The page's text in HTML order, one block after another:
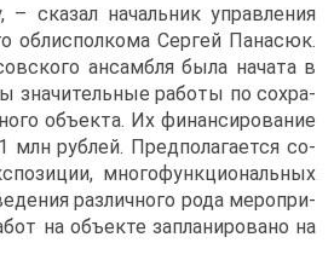
ска­зал на­чаль­ник управ­ле­ния
обл­ис­пол­ко­ма Сер­гей Па­на­сюк.
ан­сам­бля бы­ла на­ча­та в
зна­чи­тель­ные ра­бо­ты по со­хра­
объ­ек­та. Их фи­нан­си­ро­ва­ние
млн руб­лей. Пред­по­ла­га­ет­ся со­
мно­го­функ­ци­о­наль­ных
раз­лич­но­го ро­да ме­ро­при­
на объ­ек­те за­пла­ни­ро­ва­но на